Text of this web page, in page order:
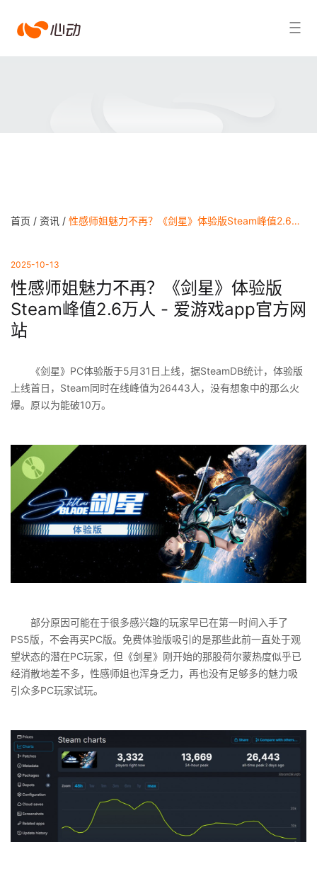
爱搜索结果
首页 / 资讯 / 性感师姐魅力不再？《剑星》体验版Steam峰值2.6万人 - 爱游戏app官方网站
2025-10-13
性感师姐魅力不再？《剑星》体验版
Steam峰值2.6万人 - 爱游戏app官方网
站
《剑星》PC体验版于5月31日上线，据SteamDB统计，体验版
上线首日，Steam同时在线峰值为26443人，没有想象中的那么火
爆。原以为能破10万。
部分原因可能在于很多感兴趣的玩家早已在第一时间入手了
PS5版，不会再买PC版。免费体验版吸引的是那些此前一直处于观
望状态的潜在PC玩家，但《剑星》刚开始的那股荷尔蒙热度似乎已
经消散地差不多，性感师姐也浑身乏力，再也没有足够多的魅力吸
引众多PC玩家试玩。